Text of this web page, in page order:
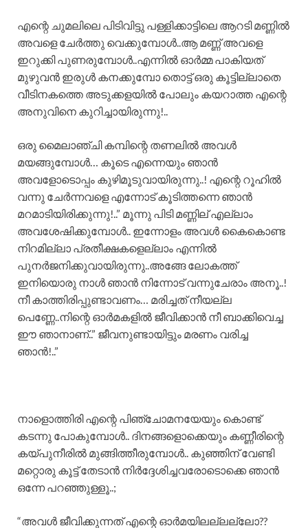
എന്റെ ചുമലിലെ പിടിവിട്ടു പള്ളിക്കാട്ടിലെ ആറടി മണ്ണിൽ
അവളെ ചേർത്തു വെക്കുമ്പോൾ..ആ മണ്ണ് അവളെ
ഇറുക്കി പുണരുമ്പോൾ..എന്നിൽ ഓർമ്മ പാകിയത്
മുഴുവൻ ഇരുൾ കനക്കുമ്പോ തൊട്ട് ഒരു കൂട്ടില്ലാതെ
വീടിനകത്തെ അടുക്കളയിൽ പോലും കയറാത്ത എന്റെ
അനുവിനെ കുറിച്ചായിരുന്നു!..
ഒരു മൈലാഞ്ചി കമ്പിന്റെ തണലിൽ അവൾ
മയങ്ങുമ്പോൾ… കൂടെ എന്നെയും ഞാൻ
അവളോടൊപ്പം കുഴിമൂടുവായിരുന്നു..! എന്റെ റൂഹിൽ
വന്നു ചേർന്നവളെ എന്നോട് കൂടിത്തന്നെ ഞാൻ
മറമാടിയിരിക്കുന്നു!..” മൂന്നു പിടി മണ്ണില് എല്ലാം
അവശേഷിക്കുമ്പോൾ.. ഇന്നോളം അവൾ കൈകൊണ്ട
നിറമില്ലാ പ്രതീക്ഷകളെല്ലാം എന്നിൽ
പുനർജനിക്കുവായിരുന്നു..അങ്ങേ ലോകത്ത്
ഇനിയൊരു നാൾ ഞാൻ നിന്നോട് വന്നുചേരാം അനൂ..!
നീ കാത്തിരിപ്പുണ്ടാവണം… മരിച്ചത് നീയല്ല
പെണ്ണേ..നിന്റെ ഓർമകളിൽ ജീവിക്കാൻ നീ ബാക്കിവെച്ച
ഈ ഞാനാണ്..” ജീവനുണ്ടായിട്ടും മരണം വരിച്ച
ഞാൻ!..”
നാളൊത്തിരി എന്റെ പിഞ്ചോമനയേയും കൊണ്ട്
കടന്നു പോകുമ്പോൾ.. ദിനങ്ങളൊക്കെയും കണ്ണീരിന്റെ
കയ്പുനീരിൽ മുങ്ങിത്തീരുമ്പോൾ.. കുഞ്ഞിന് വേണ്ടി
മറ്റൊരു കൂട്ട് തേടാൻ നിർദ്ദേശിച്ചവരോടൊക്കെ ഞാൻ
ഒന്നേ പറഞ്ഞുള്ളൂ..;
“അവൾ ജീവിക്കുന്നത് എന്റെ ഓർമയിലല്ലല്ലോ??